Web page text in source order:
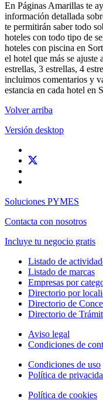
En Páginas Amarillas te
información detallada
te permitirán saber todo
hoteles con todo tipo de
hoteles con piscina en
el hotel que más se ajuste
estrellas, 3 estrellas, 4
incluimos comentarios y
estancia en cada hotel en
Volver arriba
Versión desktop
Soluciones PYMES
Contacta con nosotros
Incluye tu negocio gratis
Listado de
Listado de marcas
Empresas por
Directorio por
Directorio de
Directorio de
Aviso legal
Condiciones de
Condiciones de uso
Política de
Política de cookies